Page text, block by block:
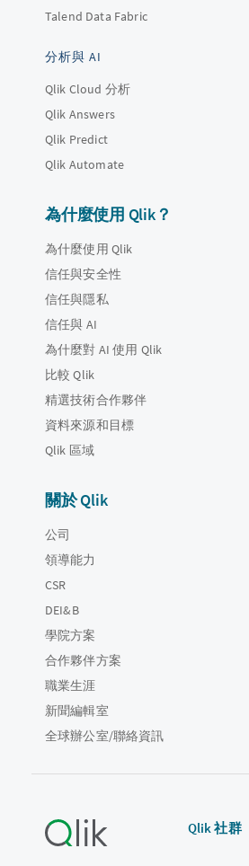
Talend Data Fabric
分析與 AI
Qlik Cloud 分析
Qlik Answers
Qlik Predict
Qlik Automate
為什麼使用 Qlik？
為什麼使用 Qlik
信任與安全性
信任與隱私
信任與 AI
為什麼對 AI 使用 Qlik
比較 Qlik
精選技術合作夥伴
資料來源和目標
Qlik 區域
關於 Qlik
公司
領導能力
CSR
DEI&B
學院方案
合作夥伴方案
職業生涯
新聞編輯室
全球辦公室/聯絡資訊
Qlik 社群